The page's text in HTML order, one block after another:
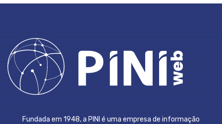
Fundada em 1948, a PINI é uma empresa de informação